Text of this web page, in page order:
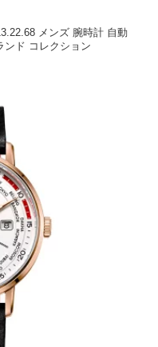
メンズ 腕時計 自動
ンド コレクション